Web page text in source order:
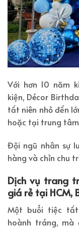
Với hơn 10 năm
kiện, Décor
tất niên nhỏ đến
hoặc tại trung
Đội ngũ nhân sự
hàng và chỉn chu
Dịch vụ trang
giá rẻ tại HCM,
Một buổi tiệc tất
hoành tráng,